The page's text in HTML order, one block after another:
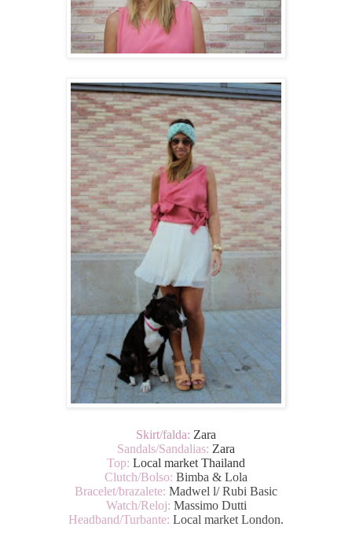
Skirt/falda: Zara
Sandals/Sandalias: Zara
Top: Local market Thailand
Clutch/Bolso: Bimba & Lola
Bracelet/brazalete: Madwel l/ Rubi Basic
Watch/Reloj: Massimo Dutti
Headband/Turbante: Local market London.